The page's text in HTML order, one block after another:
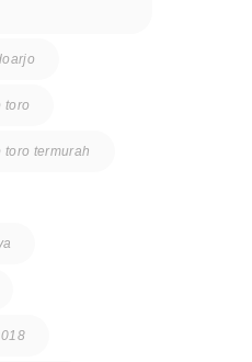
prasarana
toro
termurah